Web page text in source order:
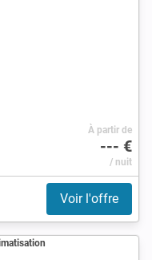
À partir de
--- €
/ nuit
Voir l'offre